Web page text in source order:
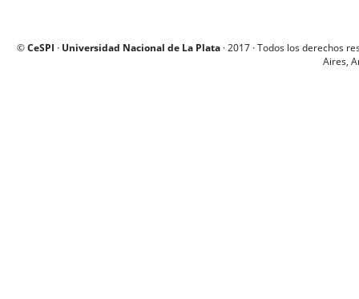
©CeSPI · Universidad Nacional de La Plata · 2017 · Todos los derechos
Aires,